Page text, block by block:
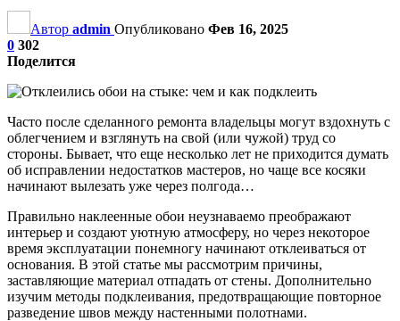
Автор admin Опубликовано Фев 16, 2025
0 302
Поделится
Часто после сделанного ремонта владельцы могут вздохнуть с
облегчением и взглянуть на свой (или чужой) труд со
стороны. Бывает, что еще несколько лет не приходится думать
об исправлении недостатков мастеров, но чаще все косяки
начинают вылезать уже через полгода…
Правильно наклеенные обои неузнаваемо преображают
интерьер и создают уютную атмосферу, но через некоторое
время эксплуатации понемногу начинают отклеиваться от
основания. В этой статье мы рассмотрим причины,
заставляющие материал отпадать от стены. Дополнительно
изучим методы подклеивания, предотвращающие повторное
разведение швов между настенными полотнами.